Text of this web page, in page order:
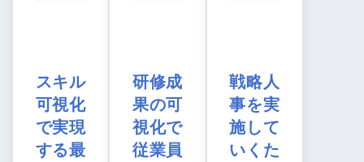
スキル
可視化
で実現
する最
研修成
果の可
視化で
従業員
戦略人
事を実
施して
いくた